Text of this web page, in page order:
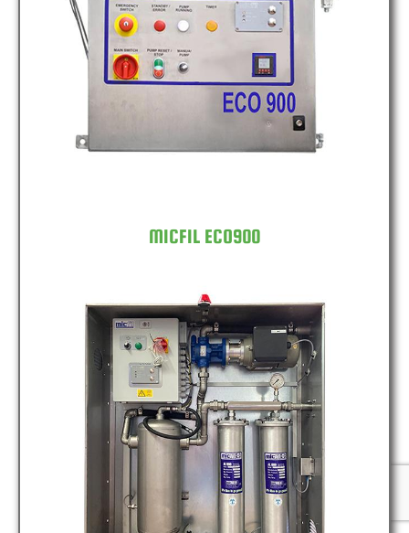
MICFIL ECO900
MICFIL ECO900
MICFIL ECO2400